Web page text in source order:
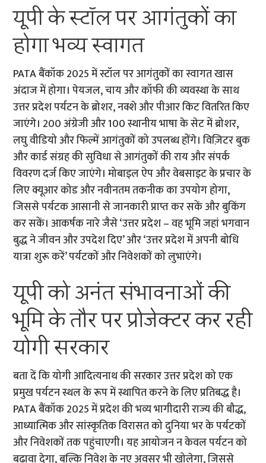
यूपी के स्टॉल पर आगंतुकों का
होगा भव्य स्वागत
PATA बैंकॉक 2025 में स्टॉल पर आगंतुकों का स्वागत खास
अंदाज में होगा। पेयजल, चाय और कॉफी की व्यवस्था के साथ
उत्तर प्रदेश पर्यटन के ब्रोशर, नक्शे और पीआर किट वितरित किए
जाएंगे। 200 अंग्रेजी और 100 स्थानीय भाषा के सेट में ब्रोशर,
लघु वीडियो और फिल्में आगंतुकों को उपलब्ध होंगे। विज़िटर बुक
और कार्ड संग्रह की सुविधा से आगंतुकों की राय और संपर्क
विवरण दर्ज किए जाएंगे। मोबाइल ऐप और वेबसाइट के प्रचार के
लिए क्यूआर कोड और नवीनतम तकनीक का उपयोग होगा,
जिससे पर्यटक आसानी से जानकारी प्राप्त कर सकें और बुकिंग
कर सकें। आकर्षक नारे जैसे ‘उत्तर प्रदेश – वह भूमि जहां भगवान
बुद्ध ने जीवन और उपदेश दिए’ और ‘उत्तर प्रदेश में अपनी बोधि
यात्रा शुरू करें’ पर्यटकों और निवेशकों को लुभाएंगे।
यूपी को अनंत संभावनाओं की
भूमि के तौर पर प्रोजेक्टर कर रही
योगी सरकार
बता दें कि योगी आदित्यनाथ की सरकार उत्तर प्रदेश को एक
प्रमुख पर्यटन स्थल के रूप में स्थापित करने के लिए प्रतिबद्ध है।
PATA बैंकॉक 2025 में प्रदेश की भव्य भागीदारी राज्य की बौद्ध,
आध्यात्मिक और सांस्कृतिक विरासत को दुनिया भर के पर्यटकों
और निवेशकों तक पहुंचाएगी। यह आयोजन न केवल पर्यटन को